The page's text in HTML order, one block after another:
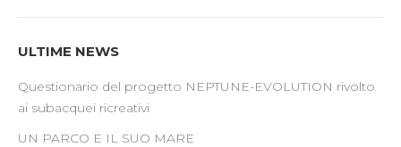
ULTIME NEWS
Questionario del progetto NEPTUNE-EVOLUTION rivolto
ai subacquei ricreativi
UN PARCO E IL SUO MARE